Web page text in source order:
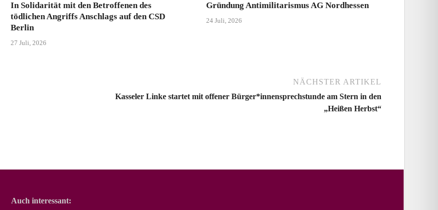
In Solidarität mit den Betroffenen des
tödlichen Angriffs Anschlags auf den CSD
Berlin
27 Juli, 2026
Gründung Antimilitarismus AG Nordhessen
24 Juli, 2026
NÄCHSTER ARTIKEL
Kasseler Linke startet mit offener Bürger*innensprechstunde am Stern in den
„Heißen Herbst“
Auch interessant: